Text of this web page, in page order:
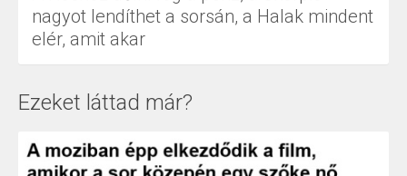
nagyot lendíthet a sorsán, a Halak mindent
elér, amit akar
Ezeket láttad már?